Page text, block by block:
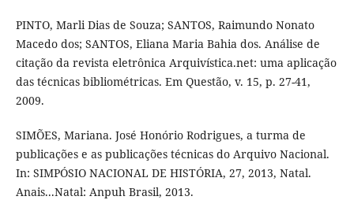
PINTO, Marli Dias de Souza; SANTOS, Raimundo Nonato
Macedo dos; SANTOS, Eliana Maria Bahia dos. Análise de
citação da revista eletrônica Arquivística.net: uma aplicação
das técnicas bibliométricas. Em Questão, v. 15, p. 27-41,
2009.
SIMÕES, Mariana. José Honório Rodrigues, a turma de
publicações e as publicações técnicas do Arquivo Nacional.
In: SIMPÓSIO NACIONAL DE HISTÓRIA, 27, 2013, Natal.
Anais...Natal: Anpuh Brasil, 2013.